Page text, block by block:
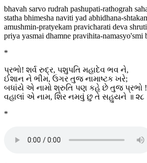
bhavah sarvo rudrah pashupati-rathograh
statha bhimesha naviti yad abhidhana-
amushmin-pratyekam pravicharati deva
priya yasmai dhamne pravihita-namasyo'smi
*
પ્રભો! શર્વ રુદ્ર, પશુપતિ મહાદેવ ભવ ને,
ઈશાન ને ભીમ, ઉગર તુજ નામાષ્ટક ખરે;
બધાંયે એ નામો શ્રુતિ પણ કહે છે તુજ પ્રભો !
વહાલાં એ નામ, શિર નમવું છુ તે સહુયને ॥ ૨૮
*